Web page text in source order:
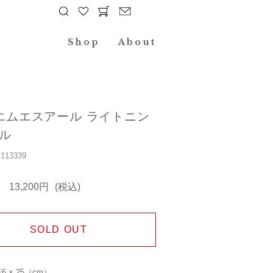
Shop About
ムエスアール ライトニン
13,200円 (税込)
SOLD OUT